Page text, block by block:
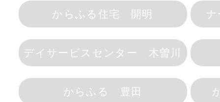
からふる住宅 開明
デイサービスセンター 木曽川
からふる 豊田